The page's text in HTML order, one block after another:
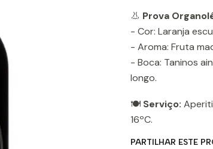
👃 Prova
- Cor: Laranja
- Aroma: Fruta
- Boca: Taninos
longo.
🍽️ Serviço:
16ºC.
PARTILHAR ESTE